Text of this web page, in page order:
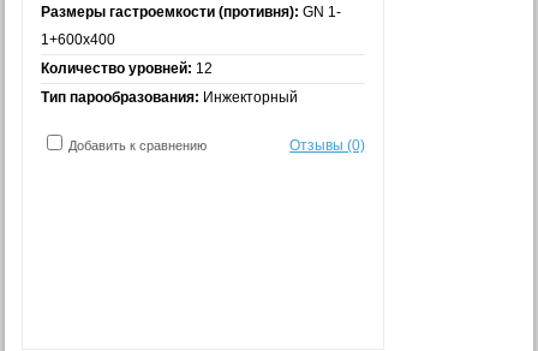
Размеры гастроемкости (противня): GN 1-
1+600x400
Количество уровней: 12
Тип парообразования: Инжекторный
Добавить к сравнению Отзывы (0)